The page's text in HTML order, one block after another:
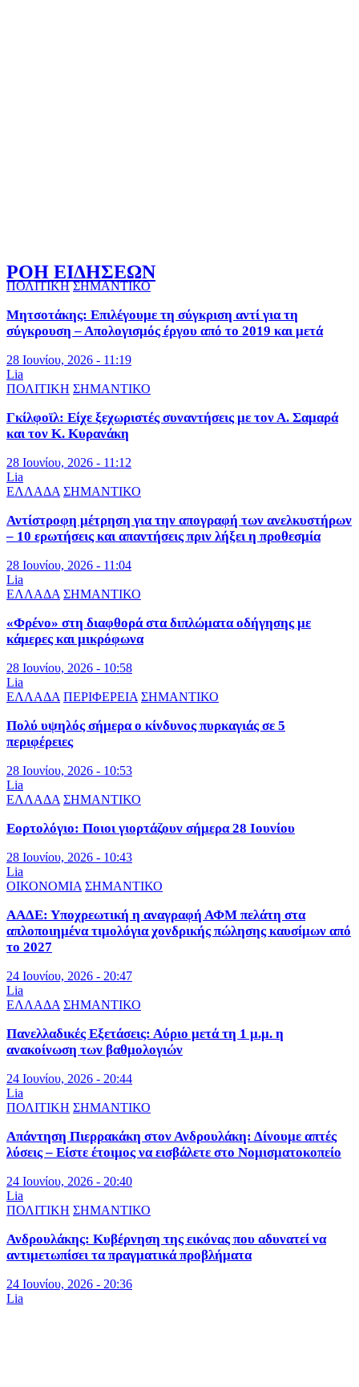
ΡΟΗ ΕΙΔΗΣΕΩΝ
ΠΟΛΙΤΙΚΗ ΣΗΜΑΝΤΙΚΟ
Μητσοτάκης: Επιλέγουμε τη σύγκριση αντί για τη
σύγκρουση – Απολογισμός έργου από το 2019 και μετά
28 Ιουνίου, 2026 - 11:19
Lia
ΠΟΛΙΤΙΚΗ ΣΗΜΑΝΤΙΚΟ
Γκίλφοϊλ: Είχε ξεχωριστές συναντήσεις με τον Α. Σαμαρά
και τον Κ. Κυρανάκη
28 Ιουνίου, 2026 - 11:12
Lia
ΕΛΛΑΔΑ ΣΗΜΑΝΤΙΚΟ
Αντίστροφη μέτρηση για την απογραφή των ανελκυστήρων
– 10 ερωτήσεις και απαντήσεις πριν λήξει η προθεσμία
28 Ιουνίου, 2026 - 11:04
Lia
ΕΛΛΑΔΑ ΣΗΜΑΝΤΙΚΟ
«Φρένο» στη διαφθορά στα διπλώματα οδήγησης με
κάμερες και μικρόφωνα
28 Ιουνίου, 2026 - 10:58
Lia
ΕΛΛΑΔΑ ΠΕΡΙΦΕΡΕΙΑ ΣΗΜΑΝΤΙΚΟ
Πολύ υψηλός σήμερα ο κίνδυνος πυρκαγιάς σε 5
περιφέρειες
28 Ιουνίου, 2026 - 10:53
Lia
ΕΛΛΑΔΑ ΣΗΜΑΝΤΙΚΟ
Εορτολόγιο: Ποιοι γιορτάζουν σήμερα 28 Ιουνίου
28 Ιουνίου, 2026 - 10:43
Lia
ΟΙΚΟΝΟΜΙΑ ΣΗΜΑΝΤΙΚΟ
ΑΑΔΕ: Υποχρεωτική η αναγραφή ΑΦΜ πελάτη στα
απλοποιημένα τιμολόγια χονδρικής πώλησης καυσίμων από
το 2027
24 Ιουνίου, 2026 - 20:47
Lia
ΕΛΛΑΔΑ ΣΗΜΑΝΤΙΚΟ
Πανελλαδικές Εξετάσεις: Αύριο μετά τη 1 μ.μ. η
ανακοίνωση των βαθμολογιών
24 Ιουνίου, 2026 - 20:44
Lia
ΠΟΛΙΤΙΚΗ ΣΗΜΑΝΤΙΚΟ
Απάντηση Πιερρακάκη στον Ανδρουλάκη: Δίνουμε απτές
λύσεις – Είστε έτοιμος να εισβάλετε στο Νομισματοκοπείο
24 Ιουνίου, 2026 - 20:40
Lia
ΠΟΛΙΤΙΚΗ ΣΗΜΑΝΤΙΚΟ
Ανδρουλάκης: Κυβέρνηση της εικόνας που αδυνατεί να
αντιμετωπίσει τα πραγματικά προβλήματα
24 Ιουνίου, 2026 - 20:36
Lia